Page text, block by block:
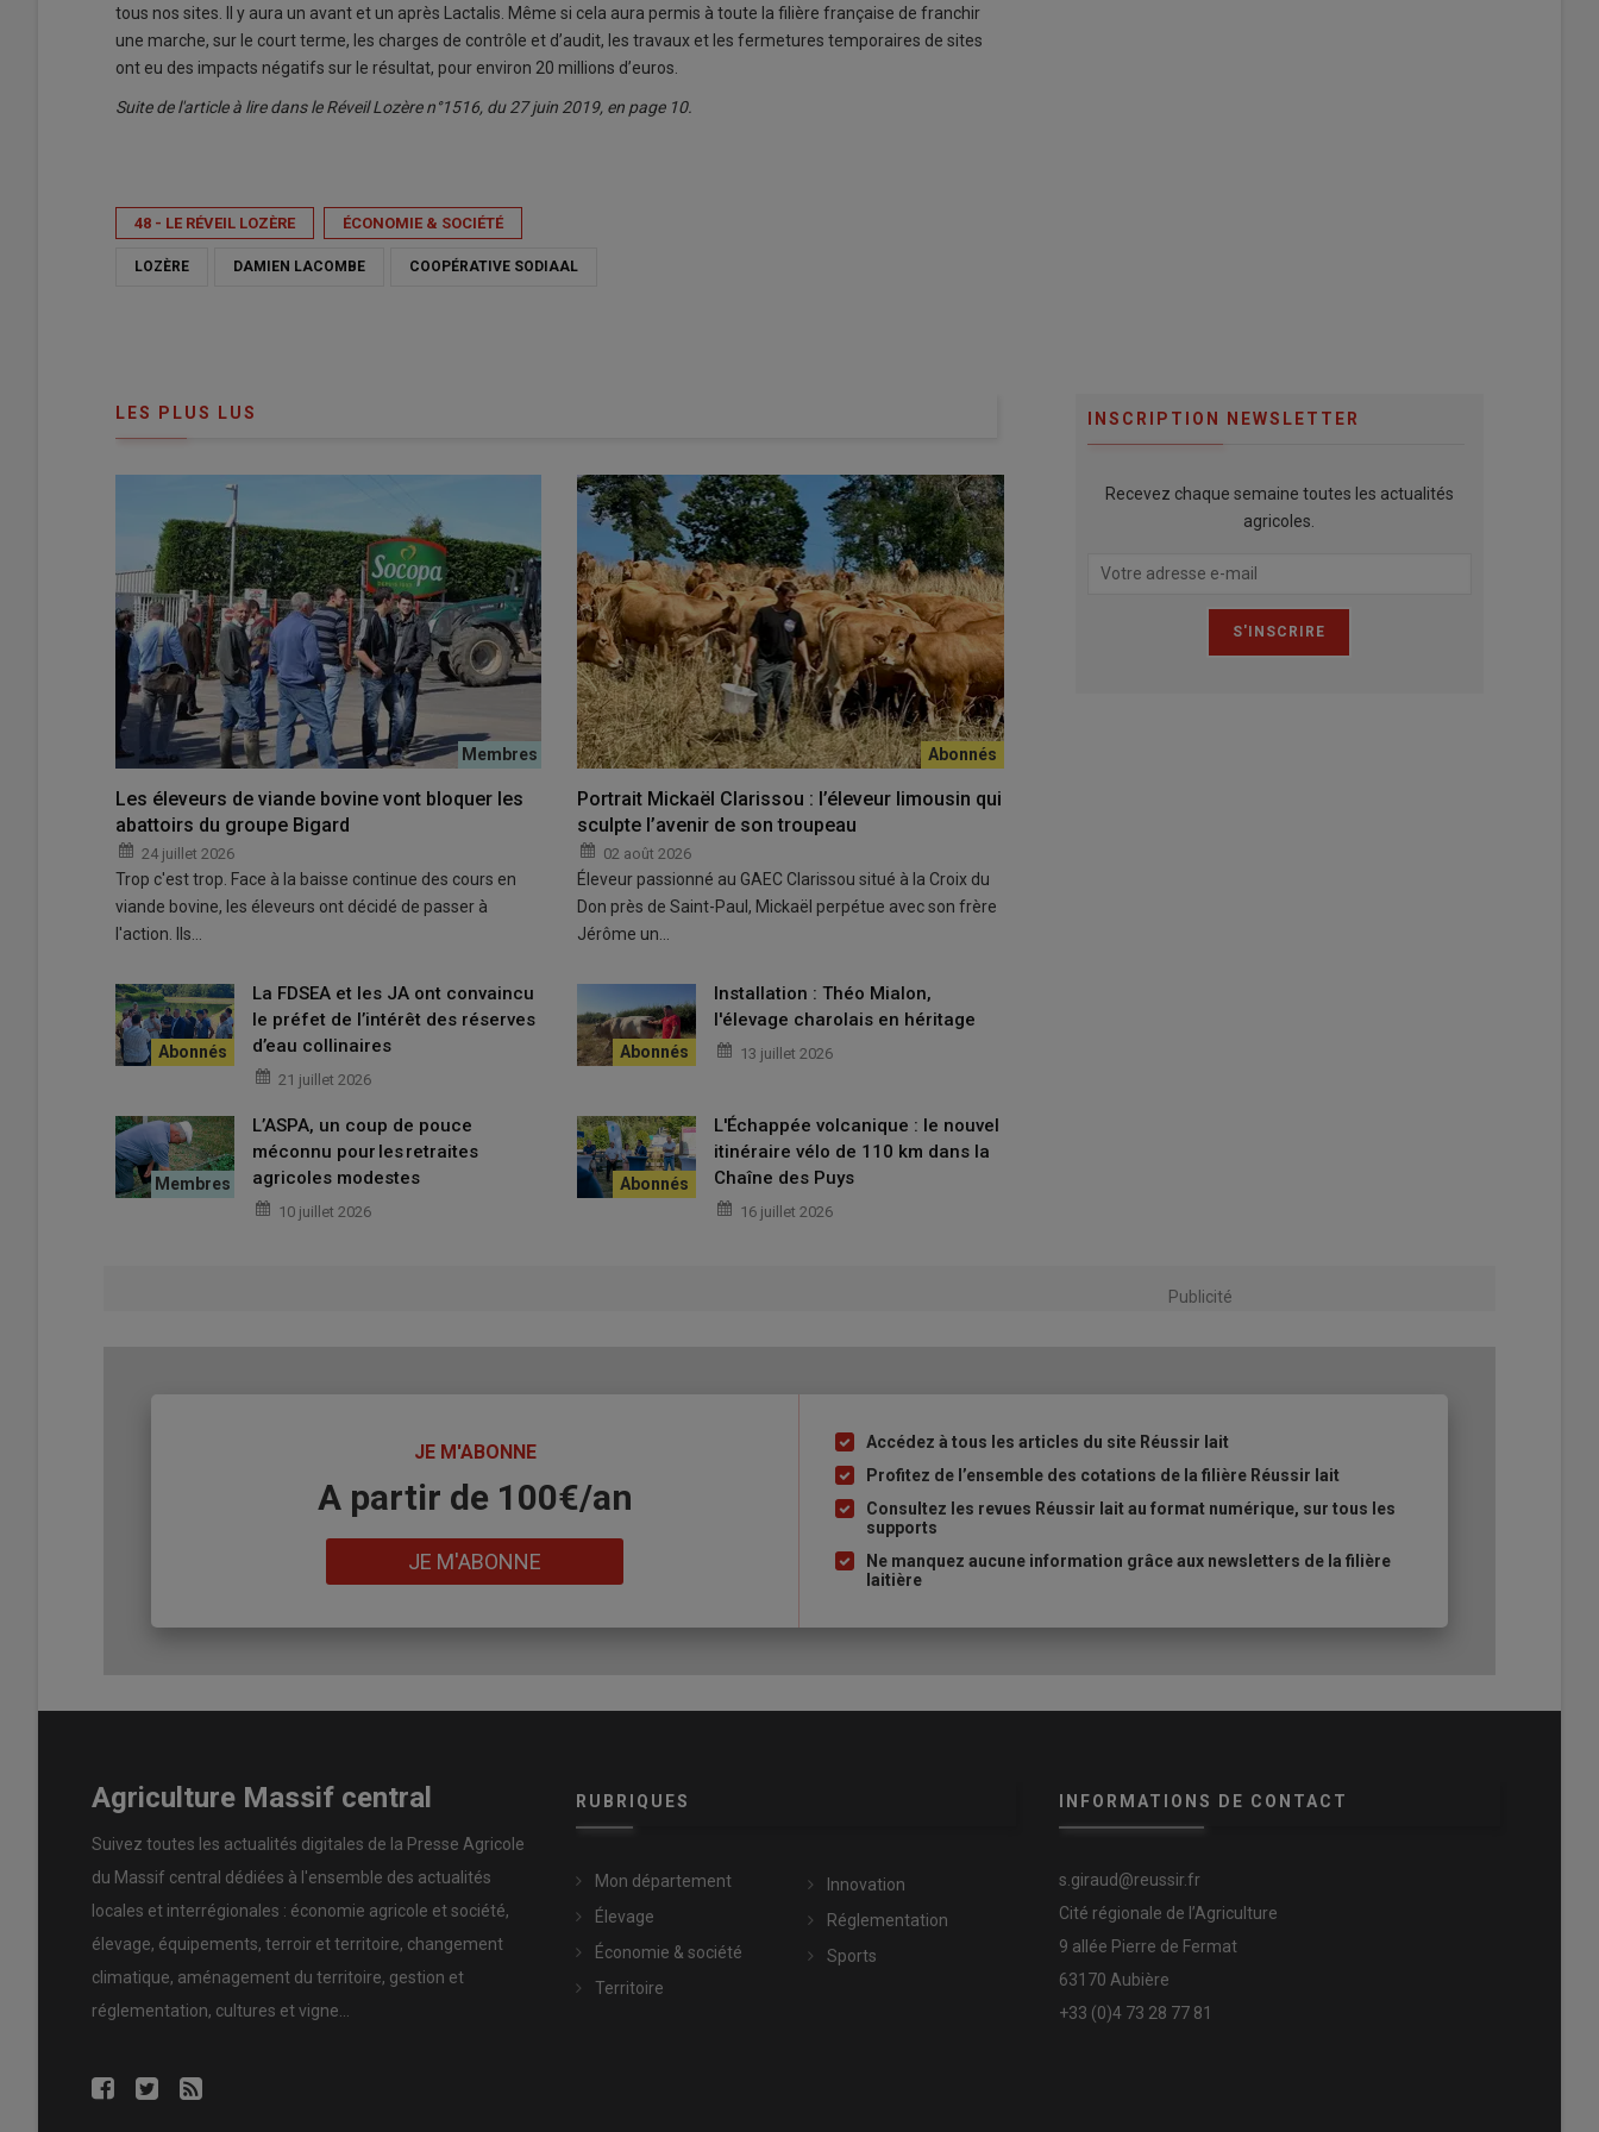
tous nos sites. Il y aura un avant et un après Lactalis. Même si cela aura permis à toute la filière française de franchir
une marche, sur le court terme, les charges de contrôle et d’audit, les travaux et les fermetures temporaires de sites
ont eu des impacts négatifs sur le résultat, pour environ 20 millions d’euros.
Suite de l'article à lire dans le Réveil Lozère n°1516, du 27 juin 2019, en page 10.
48 - LE RÉVEIL LOZÈRE ÉCONOMIE & SOCIÉTÉ
LOZÈRE DAMIEN LACOMBE COOPÉRATIVE SODIAAL
LES PLUS LUS
Les éleveurs de viande bovine vont bloquer les
abattoirs du groupe Bigard
24 juillet 2026
Trop c'est trop. Face à la baisse continue des cours en
viande bovine, les éleveurs ont décidé de passer à
l'action. Ils…
Portrait Mickaël Clarissou : l’éleveur limousin qui
sculpte l’avenir de son troupeau
02 août 2026
Éleveur passionné au GAEC Clarissou situé à la Croix du
Don près de Saint-Paul, Mickaël perpétue avec son frère
Jérôme un…
La FDSEA et les JA ont convaincu
le préfet de l’intérêt des réserves
d’eau collinaires
21 juillet 2026
Installation : Théo Mialon,
l'élevage charolais en héritage
13 juillet 2026
L’ASPA, un coup de pouce
méconnu pour les retraites
agricoles modestes
10 juillet 2026
L'Échappée volcanique : le nouvel
itinéraire vélo de 110 km dans la
Chaîne des Puys
16 juillet 2026
INSCRIPTION NEWSLETTER
Recevez chaque semaine toutes les actualités
agricoles.
Publicité
JE M'ABONNE
A partir de 100€/an
JE M'ABONNE
Liste
à
puce
Accédez à tous les articles du site Réussir lait
Profitez de l’ensemble des cotations de la filière Réussir lait
Consultez les revues Réussir lait au format numérique, sur tous les
supports
Ne manquez aucune information grâce aux newsletters de la filière
laitière
Agriculture Massif central
Suivez toutes les actualités digitales de la Presse Agricole
du Massif central dédiées à l'ensemble des actualités
locales et interrégionales : économie agricole et société,
élevage, équipements, terroir et territoire, changement
climatique, aménagement du territoire, gestion et
réglementation, cultures et vigne...
RUBRIQUES
Mon département
Élevage
Économie & société
Territoire
Innovation
Réglementation
Sports
INFORMATIONS DE CONTACT
s.giraud@reussir.fr
Cité régionale de l’Agriculture
9 allée Pierre de Fermat
63170 Aubière
+33 (0)4 73 28 77 81